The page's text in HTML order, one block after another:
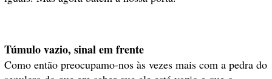
Túmulo vazio, sinal em frente
Como então preocupamo-nos às vezes mais com a pedra do